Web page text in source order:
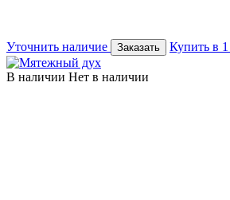
Уточнить наличие Заказать Купить в
В наличии Нет в наличии